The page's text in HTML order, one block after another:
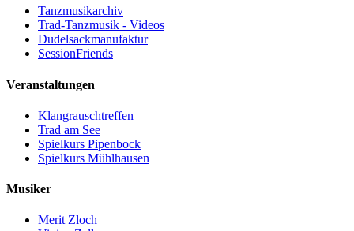
Tanzmusikarchiv
Trad-Tanzmusik - Videos
Dudelsackmanufaktur
SessionFriends
Veranstaltungen
Klangrauschtreffen
Trad am See
Spielkurs Pipenbock
Spielkurs Mühlhausen
Musiker
Merit Zloch